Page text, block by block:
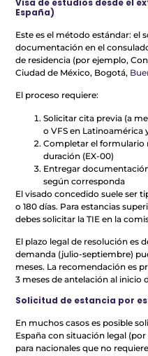
Visa de estudios desde el
España)
Este es el método estándar: el
documentación en el
de residencia (por ejemplo,
Ciudad de México, Bogotá,
El proceso requiere:
Solicitar cita previa (a
o VFS en Latinoamérica
Completar el formulario
duración (EX-00)
Entregar
según corresponda
El visado concedido suele ser
o 180 días. Para estancias
debes solicitar la TIE en la
El plazo legal de resolución es
demanda (julio-septiembre)
meses. La recomendación es
3 meses de antelación al inicio
Solicitud de estancia por
En muchos casos es posible
España con situación legal
para nacionales que no